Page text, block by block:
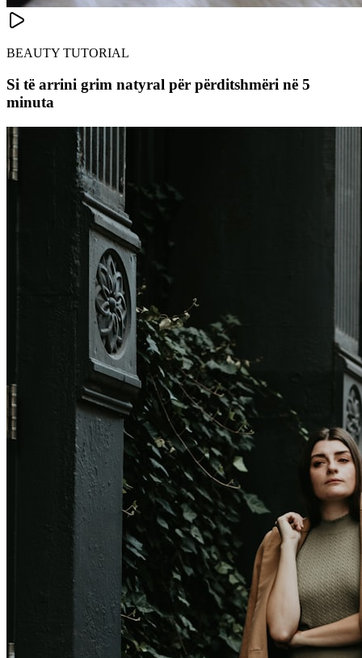
BEAUTY TUTORIAL
Si të arrini grim natyral për përditshmëri në 5
minuta